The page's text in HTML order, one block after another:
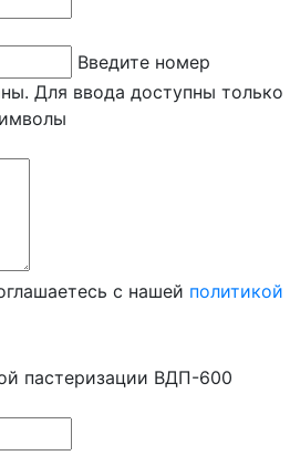
Введите номер
Для ввода доступны только
с нашей политикой
пастеризации ВДП-600